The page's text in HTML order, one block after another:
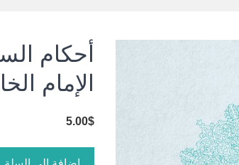
أحكام
الإمام
5.00$